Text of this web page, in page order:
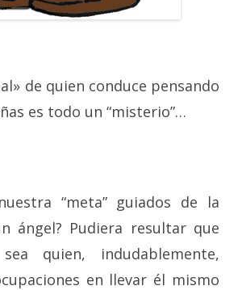
de quien conduce pensando
es todo un “misterio”…
“meta” guiados de la
ángel? Pudiera resultar que
quien, indudablemente,
en llevar él mismo